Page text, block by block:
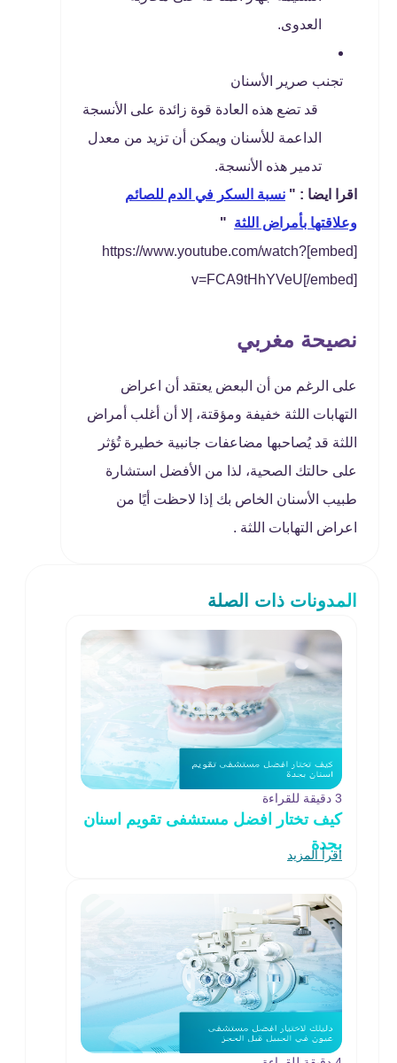
العدوى.
تجنب صرير الأسنان
قد تضع هذه العادة قوة زائدة على الأنسجة
الداعمة للأسنان ويمكن أن تزيد من معدل
تدمير هذه الأنسجة.
اقرا ايضا : " نسبة السكر في الدم للصائم
وعلاقتها بأمراض اللثة "
[embed]https://www.youtube.com/watch?
v=FCA9tHhYVeU[/embed]
نصيحة مغربي
على الرغم من أن البعض يعتقد أن اعراض
التهابات اللثة خفيفة ومؤقتة، إلا أن أغلب أمراض
اللثة قد يُصاحبها مضاعفات جانبية خطيرة تُؤثر
على حالتك الصحية، لذا من الأفضل استشارة
طبيب الأسنان الخاص بك إذا لاحظت أيًا من
اعراض التهابات اللثة .
المدونات ذات الصلة
3 دقيقة للقراءة
كيف تختار افضل مستشفى تقويم اسنان
بجدة
اقرأ المزيد